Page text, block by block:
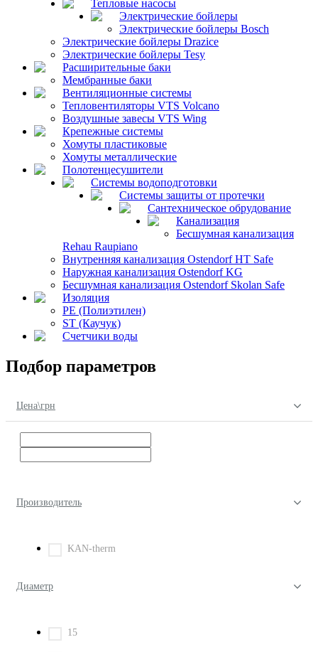
Тепловые насосы
Электрические бойлеры
Электрические бойлеры Bosch
Электрические бойлеры Drazice
Электрические бойлеры Tesy
Расширительные баки
Мембранные баки
Вентиляционные системы
Тепловентиляторы VTS Volcano
Воздушные завесы VTS Wing
Крепежные системы
Хомуты пластиковые
Хомуты металлические
Полотенцесушители
Системы водоподготовки
Системы защиты от протечки
Сантехническое обрудование
Канализация
Бесшумная канализация
Rehau Raupiano
Внутренняя канализация Ostendorf HT Safe
Наружная канализация Ostendorf KG
Бесшумная канализация Ostendorf Skolan Safe
Изоляция
PE (Полиэтилен)
ST (Каучук)
Счетчики воды
Подбор параметров
Цена\грн
Производитель
KAN-therm
Диаметр
15